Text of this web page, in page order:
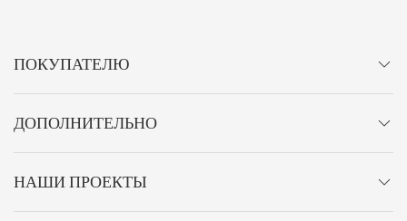
ПОКУПАТЕЛЮ
ДОПОЛНИТЕЛЬНО
НАШИ ПРОЕКТЫ